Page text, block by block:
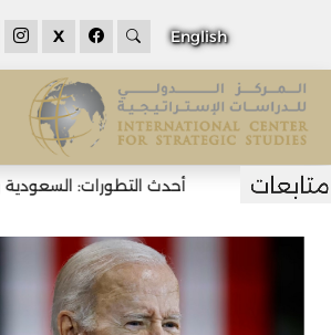
English
X
أحدث التطورات: السعودية